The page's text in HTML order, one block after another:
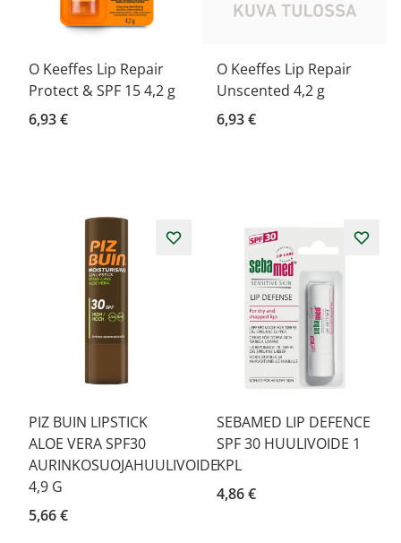
O Keeffes Lip Repair
Protect & SPF 15 4,2 g
6,93 €
O Keeffes Lip Repair
Unscented 4,2 g
6,93 €
PIZ BUIN LIPSTICK
ALOE VERA SPF30
AURINKOSUOJAHUULIVOIDE
4,9 G
5,66 €
SEBAMED LIP DEFENCE
SPF 30 HUULIVOIDE 1
KPL
4,86 €